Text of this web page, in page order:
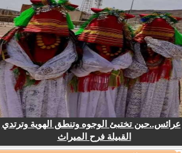
عرائس..حين تختبئ الوجوه وتنطق الهوية وترتدي
القبيلة فرح الميراث